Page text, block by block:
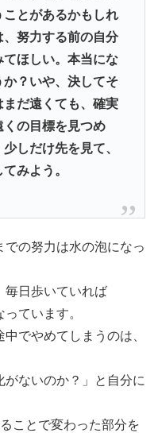
とがあるかもしれ
努力する前の自分
ほしい。本当にな
？いや、決してそ
だ遠くても、確実
の目標を見つめ
しだけ先を見て、
みよう。
の努力は水の泡になっ
毎日歩いていれば
ています。
でやめてしまうのは、
がないのか？」と自分に
ことで変わった部分を